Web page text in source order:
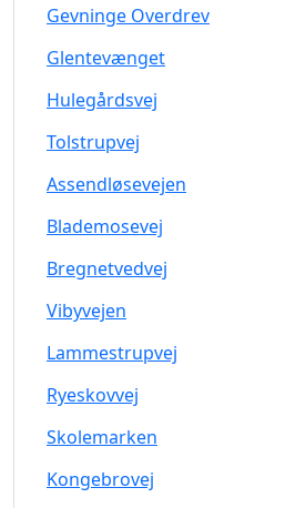
Gevninge Overdrev
Glentevænget
Hulegårdsvej
Tolstrupvej
Assendløsevejen
Blademosevej
Bregnetvedvej
Vibyvejen
Lammestrupvej
Ryeskovvej
Skolemarken
Kongebrovej